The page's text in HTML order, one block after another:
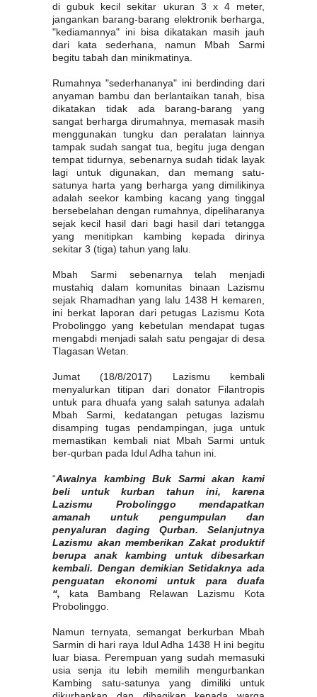
di gubuk kecil sekitar ukuran 3 x 4 meter,
jangankan barang-barang elektronik berharga,
"kediamannya" ini bisa dikatakan masih jauh
dari kata sederhana, namun Mbah Sarmi
begitu tabah dan minikmatinya.
Rumahnya "sederhananya" ini berdinding dari
anyaman bambu dan berlantaikan tanah, bisa
dikatakan tidak ada barang-barang yang
sangat berharga dirumahnya, memasak masih
menggunakan tungku dan peralatan lainnya
tampak sudah sangat tua, begitu juga dengan
tempat tidurnya, sebenarnya sudah tidak layak
lagi untuk digunakan, dan memang satu-
satunya harta yang berharga yang dimilikinya
adalah seekor kambing kacang yang tinggal
bersebelahan dengan rumahnya, dipeliharanya
sejak kecil hasil dari bagi hasil dari tetangga
yang menitipkan kambing kepada dirinya
sekitar 3 (tiga) tahun yang lalu.
Mbah Sarmi sebenarnya telah menjadi
mustahiq dalam komunitas binaan Lazismu
sejak Rhamadhan yang lalu 1438 H kemaren,
ini berkat laporan dari petugas Lazismu Kota
Probolinggo yang kebetulan mendapat tugas
mengabdi menjadi salah satu pengajar di desa
Tlagasan Wetan.
Jumat (18/8/2017) Lazismu kembali
menyalurkan titipan dari donator Filantropis
untuk para dhuafa yang salah satunya adalah
Mbah Sarmi, kedatangan petugas lazismu
disamping tugas pendampingan, juga untuk
memastikan kembali niat Mbah Sarmi untuk
ber-qurban pada Idul Adha tahun ini.
“Awalnya kambing Buk Sarmi akan kami
beli untuk kurban tahun ini, karena
Lazismu Probolinggo mendapatkan
amanah untuk pengumpulan dan
penyaluran daging Qurban. Selanjutnya
Lazismu akan memberikan Zakat produktif
berupa anak kambing untuk dibesarkan
kembali. Dengan demikian Setidaknya ada
penguatan ekonomi untuk para duafa
“, kata Bambang Relawan Lazismu Kota
Probolinggo.
Namun ternyata, semangat berkurban Mbah
Sarmin di hari raya Idul Adha 1438 H ini begitu
luar biasa. Perempuan yang sudah memasuki
usia senja itu lebih memilih mengurbankan
Kambing satu-satunya yang dimiliki untuk